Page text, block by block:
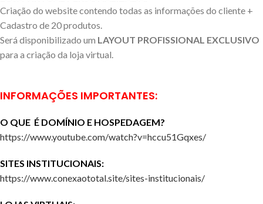
Criação do website contendo todas as informações do cliente +
Cadastro de 20 produtos.
Será disponibilizado um LAYOUT PROFISSIONAL EXCLUSIVO
para a criação da loja virtual.
INFORMAÇÕES IMPORTANTES:
O QUE É DOMÍNIO E HOSPEDAGEM?
https://www.youtube.com/watch?v=hccu51Gqxes/
SITES INSTITUCIONAIS:
https://www.conexaototal.site/sites-institucionais/